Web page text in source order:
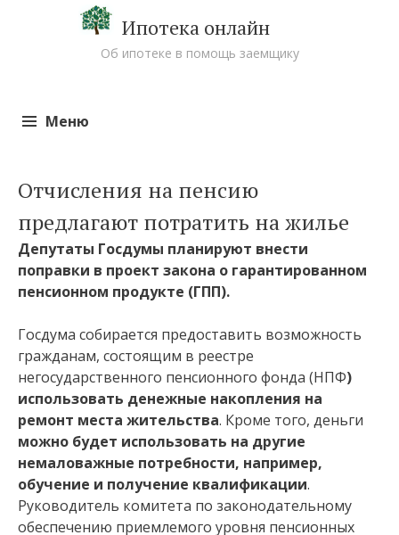
Ипотека онлайн
Об ипотеке в помощь заемщику
Меню
Отчисления на пенсию
предлагают потратить на жилье
Депутаты Госдумы планируют внести
поправки в проект закона о гарантированном
пенсионном продукте (ГПП).
Госдума собирается предоставить возможность
гражданам, состоящим в реестре
негосударственного пенсионного фонда (НПФ)
использовать денежные накопления на
ремонт места жительства. Кроме того, деньги
можно будет использовать на другие
немаловажные потребности, например,
обучение и получение квалификации.
Руководитель комитета по законодательному
обеспечению приемлемого уровня пенсионных